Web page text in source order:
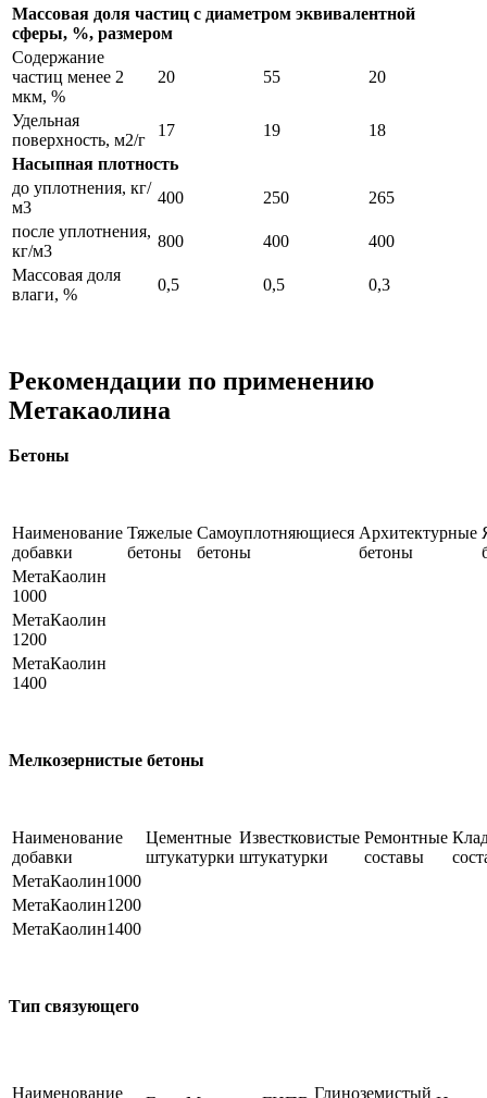
Массовая доля частиц с диаметром эквивалентной
сферы, %, размером
Содержание
частиц менее 2
мкм, %
20 55 20
Удельная
поверхность, м2/г
17 19
18
Насыпная плотность
до уплотнения, кг/
м3
400 250
265
после уплотнения,
кг/м3
800 400
400
Массовая доля
влаги, %
0,5 0,5 0,3
Рекомендации по применению
Метакаолина
Бетоны
Наименование
добавки
Тяжелые
бетоны
Самоуплотняющиеся
бетоны
Архитектурные
бетоны
МетаКаолин
1000
МетаКаолин
1200
МетаКаолин
1400
Мелкозернистые бетоны
Наименование
добавки
Цементные
штукатурки
Известковистые
штукатурки
Ремонтные
составы
МетаКаолин1000
МетаКаолин1200
МетаКаолин1400
Тип связующего
Наименование Глиноземистый